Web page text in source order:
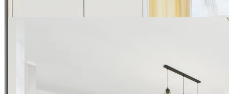
Blisko Galerii Sadyba